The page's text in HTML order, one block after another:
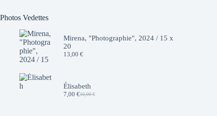
Photos Vedettes
Mirena, "Photographie", 2024 / 15 x
20
13,00 €
Élisabeth
10,00€
Le
7,00 €Le